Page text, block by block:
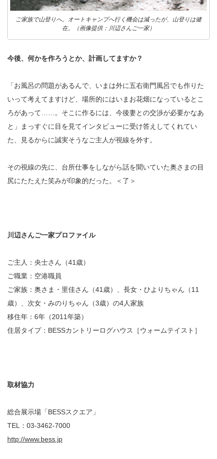
ご家族で山登りへ。オートキャンプへ行く機会は減ったが、山登りは健
在。（画像提供：川辺さんご一家）
今後、何かを作ろうとか、計画してますか？
「お風呂の問題があるんで、いまは外に五右衛門風呂でも作りた
いって考えてますけど、場所的にはいまお花畑になっているとこ
ろがあって……。そこに作るには、今後妻との交渉が必要かなあ
と」まっすぐに目を見てインタビューに受け答えしてくれてい
た、見るからに誠実そうなご主人が視線を外す。
その視線の先に、台所仕事をしながら話を聞いていた奥さまの目
尻にたたえた笑みが印象的だった。＜了＞
川辺さんご一家プロファイル
ご主人：央士さん（41歳）
ご職業：空港職員
ご家族：奥さま・里佳さん（41歳）、長女・ひよりちゃん（11
歳）、次女・みのりちゃん（3歳）の4人家族
移住年：6年（2011年築）
住居タイプ：BESSカントリーログハウス［ウォームテイスト］
取材協力
総合展示場「BESSスクエア」
TEL：03-3462-7000
http://www.bess.jp